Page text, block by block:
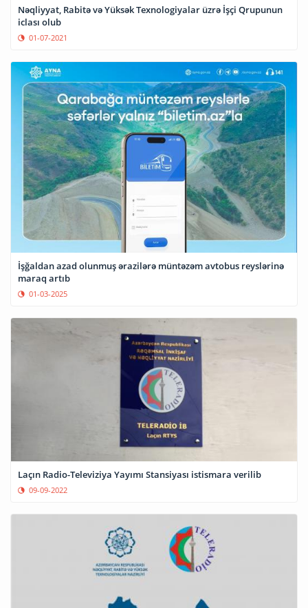
Nəqliyyat, Rabitə və Yüksək Texnologiyalar üzrə İşçi Qrupunun
iclası olub
01-07-2021
İşğaldan azad olunmuş ərazilərə müntəzəm avtobus reyslərinə
maraq artıb
01-03-2025
Laçın Radio-Televiziya Yayımı Stansiyası istismara verilib
09-09-2022